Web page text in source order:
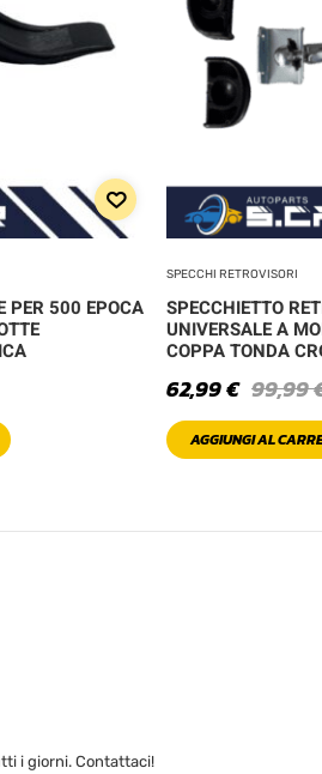
PER 500 EPOCA
SPECCHI RETROVISORI
SPECCHIETTO
UNIVERSALE A
COPPA TONDA
99,99
62,99€
AGGIUNGI AL
i giorni. Contattaci!